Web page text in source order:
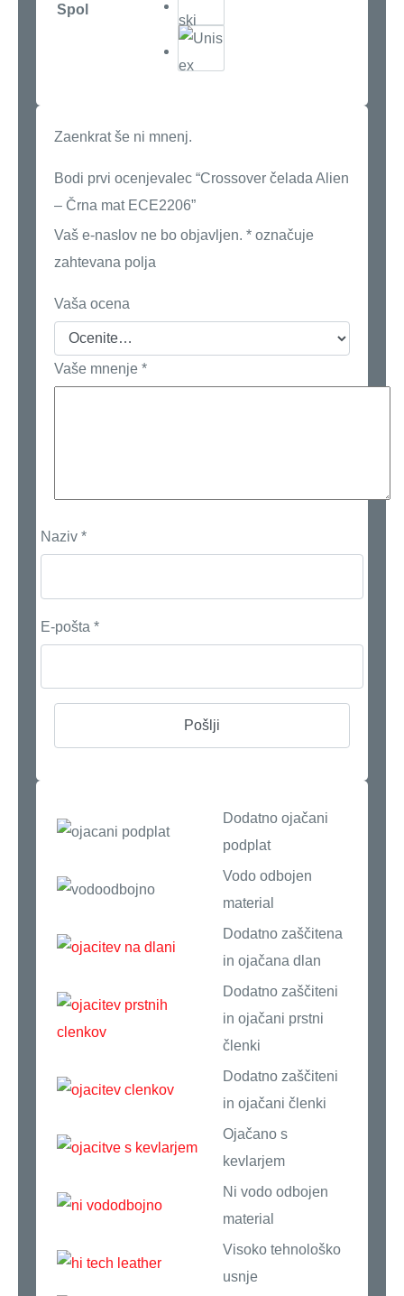
Spol
Zaenkrat še ni mnenj.
Bodi prvi ocenjevalec “Crossover čelada Alien
– Črna mat ECE2206”
Vaš e-naslov ne bo objavljen. * označuje
zahtevana polja
Vaša ocena
Vaše mnenje *
Naziv *
E-pošta *
Dodatno ojačani
podplat
Vodo odbojen
material
Dodatno zaščitena
in ojačana dlan
Dodatno zaščiteni
in ojačani prstni
členki
Dodatno zaščiteni
in ojačani členki
Ojačano s
kevlarjem
Ni vodo odbojen
material
Visoko tehnološko
usnje